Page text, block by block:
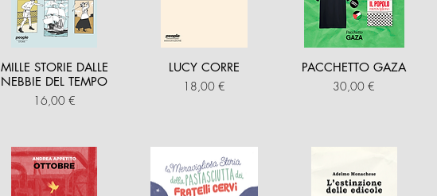
MILLE STORIE DALLE
NEBBIE DEL TEMPO
Prezzo
16,00 €
LUCY CORRE
Prezzo
18,00 €
PACCHETTO GAZA
Prezzo
30,00 €